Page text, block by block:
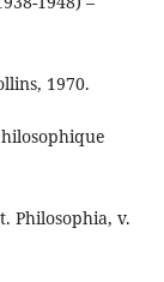
1970.
Philosophia, v.